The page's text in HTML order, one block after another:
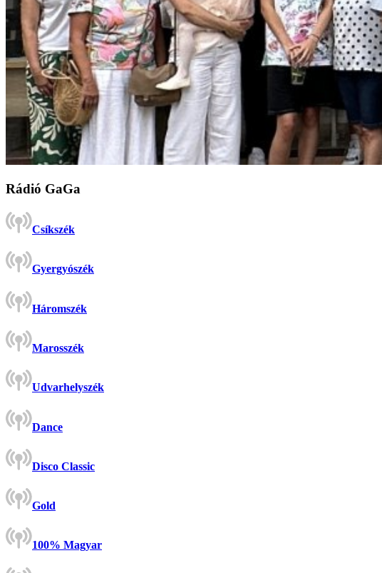
Rádió GaGa
Csíkszék
Gyergyószék
Háromszék
Marosszék
Udvarhelyszék
Dance
Disco Classic
Gold
100% Magyar